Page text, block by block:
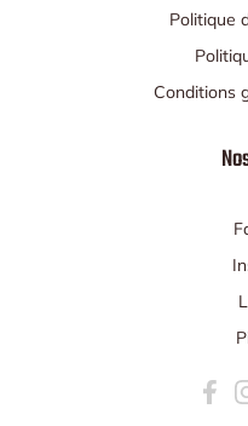
Politique
Conditions